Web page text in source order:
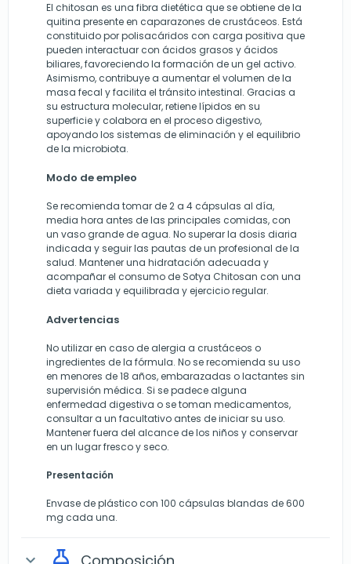
El chitosan es una fibra dietética que se obtiene de la
quitina presente en caparazones de crustáceos. Está
constituido por polisacáridos con carga positiva que
pueden interactuar con ácidos grasos y ácidos
biliares, favoreciendo la formación de un gel activo.
Asimismo, contribuye a aumentar el volumen de la
masa fecal y facilita el tránsito intestinal. Gracias a
su estructura molecular, retiene lípidos en su
superficie y colabora en el proceso digestivo,
apoyando los sistemas de eliminación y el equilibrio
de la microbiota.
Modo de empleo
Se recomienda tomar de 2 a 4 cápsulas al día,
media hora antes de las principales comidas, con
un vaso grande de agua. No superar la dosis diaria
indicada y seguir las pautas de un profesional de la
salud. Mantener una hidratación adecuada y
acompañar el consumo de Sotya Chitosan con una
dieta variada y equilibrada y ejercicio regular.
Advertencias
No utilizar en caso de alergia a crustáceos o
ingredientes de la fórmula. No se recomienda su uso
en menores de 18 años, embarazadas o lactantes sin
supervisión médica. Si se padece alguna
enfermedad digestiva o se toman medicamentos,
consultar a un facultativo antes de iniciar su uso.
Mantener fuera del alcance de los niños y conservar
en un lugar fresco y seco.
Presentación
Envase de plástico con 100 cápsulas blandas de 600
mg cada una.